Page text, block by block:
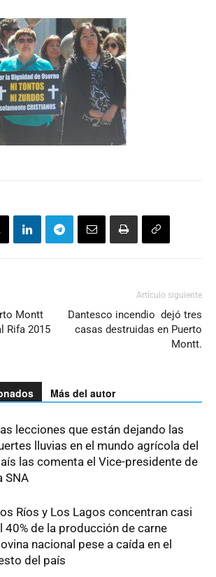
Montt
Rifa 2015
Artículo siguiente
Dantesco incendio dejó tres
casas destruidas en Puerto
Montt.
Más del autor
lecciones que están dejando las
lluvias en el mundo agrícola del
las comenta el Vice-presidente de
SNA
Ríos y Los Lagos concentran casi
40% de la producción de carne
nacional pese a caída en el
del país